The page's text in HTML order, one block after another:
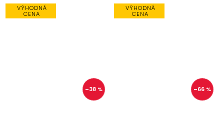
VÝHODNÁ
CENA
–38 %
VÝHODNÁ
CENA
–66 %